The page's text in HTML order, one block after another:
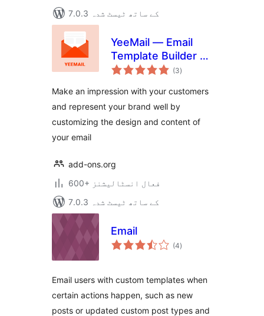
7.0.3 کے ساتھ ٹیسٹ شدہ
YeeMail — Email
Template Builder &
Customizer (3مجموعی
درجہ
)
Make an impression with your customers
and represent your brand well by
customizing the design and content of
your email
add-ons.org
600+ فعال انسٹالیشنز
7.0.3 کے ساتھ ٹیسٹ شدہ
Email
(4مجموعی
درجہ
)
Email users with custom templates when
certain actions happen, such as new
posts or updated custom post types and